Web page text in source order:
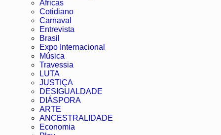
Áfricas
Cotidiano
Carnaval
Entrevista
Brasil
Expo Internacional
Música
Travessia
LUTA
JUSTIÇA
DESIGUALDADE
DIÁSPORA
ARTE
ANCESTRALIDADE
Economia